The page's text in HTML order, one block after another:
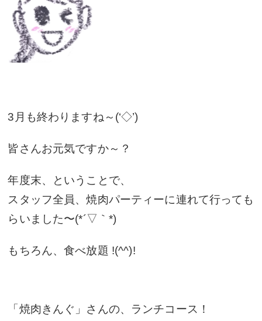
3月も終わりますね～(‘◇’)ゞ
皆さんお元気ですか～？
年度末、ということで、
スタッフ全員、焼肉パーティーに連れて行っても
らいました〜(*´▽｀*)
もちろん、食べ放題 !(^^)!
「焼肉きんぐ」さんの、ランチコース！